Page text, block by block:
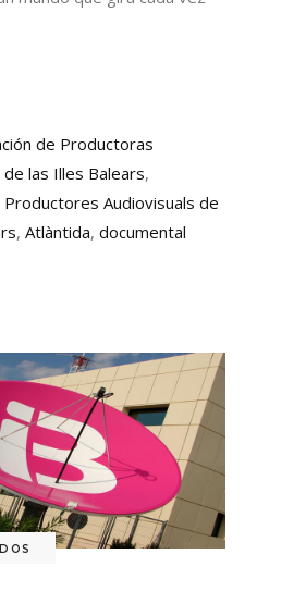
de Productoras
las Illes Balears,
Productores Audiovisuals de
, Atlàntida, documental